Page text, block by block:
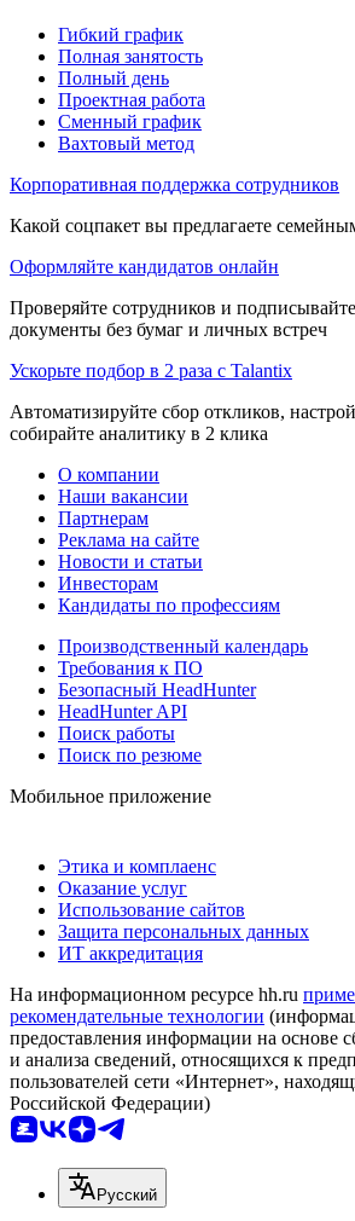
Гибкий график
Полная занятость
Полный день
Проектная работа
Сменный график
Вахтовый метод
Корпоративная поддержка сотрудников
Какой соцпакет вы предлагаете
Оформляйте кандидатов онлайн
Проверяйте сотрудников и
документы без бумаг и личных встреч
Ускорьте подбор в 2 раза с Talantix
Автоматизируйте сбор откликов,
собирайте аналитику в 2 клика
О компании
Наши вакансии
Партнерам
Реклама на сайте
Новости и статьи
Инвесторам
Кандидаты по профессиям
Производственный календарь
Требования к ПО
Безопасный HeadHunter
HeadHunter API
Поиск работы
Поиск по резюме
Мобильное приложение
Этика и комплаенс
Оказание услуг
Использование сайтов
Защита персональных данных
ИТ аккредитация
На информационном ресурсе hh.ru
рекомендательные технологии
предоставления информации на основе
и анализа сведений, относящихся к
пользователей сети «Интернет»,
Российской Федерации)
Русский